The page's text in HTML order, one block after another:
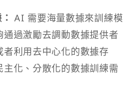
AI 需要海量數據來訓練模
通過激勵去調動數據提供者
者利用去中心化的數據存
主化、分散化的數據訓練需